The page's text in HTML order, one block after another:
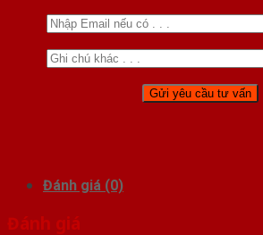
Đánh giá (0)
Đánh giá